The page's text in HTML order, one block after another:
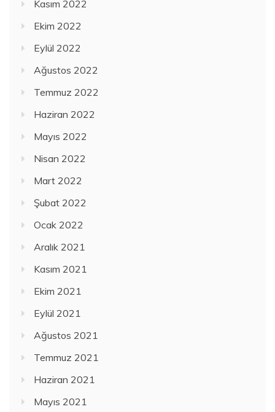
Kasım 2022
Ekim 2022
Eylül 2022
Ağustos 2022
Temmuz 2022
Haziran 2022
Mayıs 2022
Nisan 2022
Mart 2022
Şubat 2022
Ocak 2022
Aralık 2021
Kasım 2021
Ekim 2021
Eylül 2021
Ağustos 2021
Temmuz 2021
Haziran 2021
Mayıs 2021